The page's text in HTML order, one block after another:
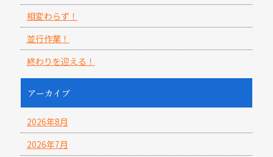
相変わらず！
並行作業！
終わりを迎える！
アーカイブ
2026年8月
2026年7月